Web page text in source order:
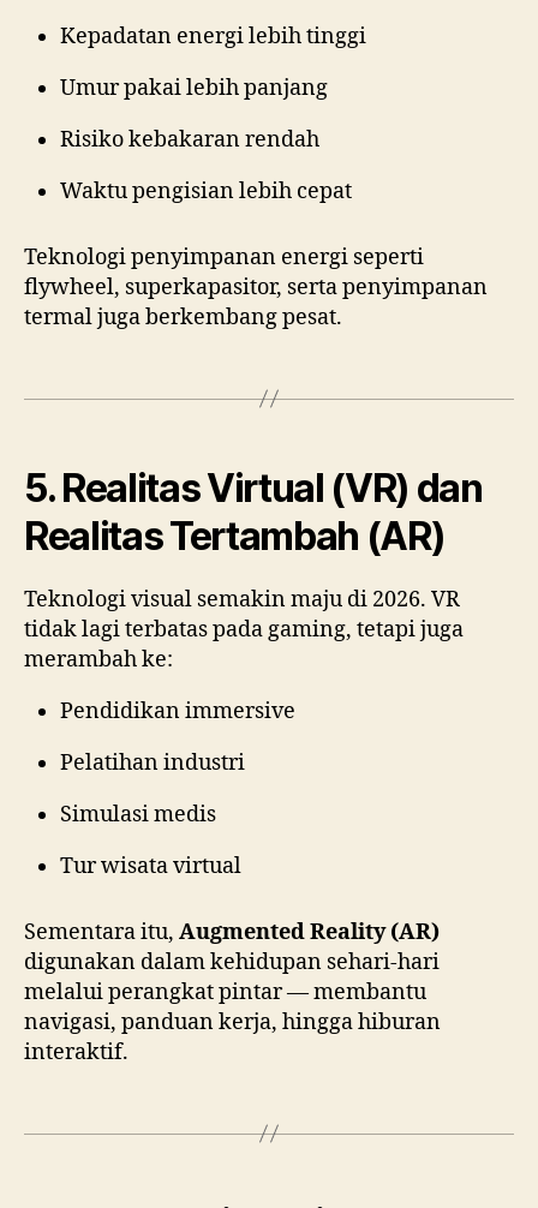
Kepadatan energi lebih tinggi
Umur pakai lebih panjang
Risiko kebakaran rendah
Waktu pengisian lebih cepat
Teknologi penyimpanan energi seperti
flywheel, superkapasitor, serta penyimpanan
termal juga berkembang pesat.
5. Realitas Virtual (VR) dan
Realitas Tertambah (AR)
Teknologi visual semakin maju di 2026. VR
tidak lagi terbatas pada gaming, tetapi juga
merambah ke:
Pendidikan immersive
Pelatihan industri
Simulasi medis
Tur wisata virtual
Sementara itu, Augmented Reality (AR)
digunakan dalam kehidupan sehari-hari
melalui perangkat pintar — membantu
navigasi, panduan kerja, hingga hiburan
interaktif.